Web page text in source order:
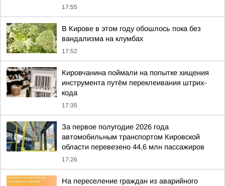
17:55
В Кирове в этом году обошлось пока без
вандализма на клумбах
17:52
Кировчанина поймали на попытке хищения
инструмента путём переклеивания штрих-
кода
17:35
За первое полугодие 2026 года
автомобильным транспортом Кировской
области перевезено 44,6 млн пассажиров
17:26
На переселение граждан из аварийного